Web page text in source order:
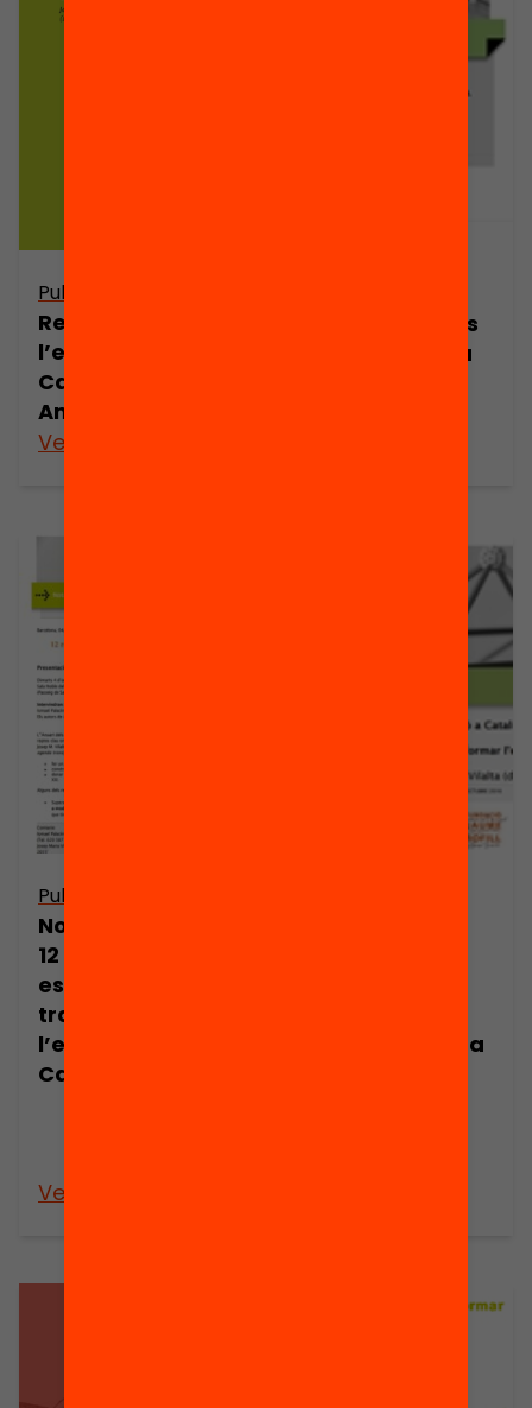
Publicació
Reptes de
l’educació a
Catalunya.
Anuari 2015
Veure’n més
premsa. Reptes
de l’educació a
Publicació
Nota de premsa.
12 reptes
estratègics per
transformar
l’educació a
Catalunya
Veure’n més
Anuari 2015. Una